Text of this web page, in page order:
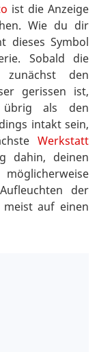
ist die Anzeige
Wie du dir
dieses Symbol
Sobald die
den
gerissen ist,
als den
intakt sein,
Werkstatt
dahin, deinen
der
auf einen